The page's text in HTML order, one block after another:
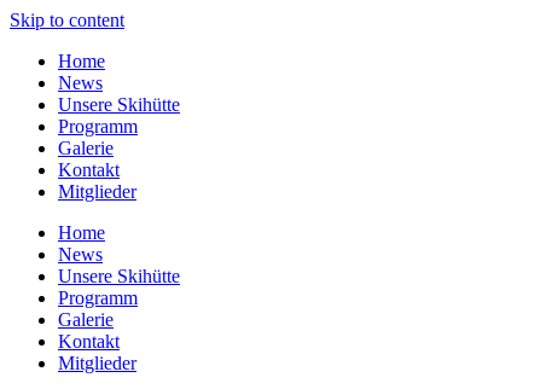
Skip to content
Home
News
Unsere Skihütte
Programm
Galerie
Kontakt
Mitglieder
Home
News
Unsere Skihütte
Programm
Galerie
Kontakt
Mitglieder